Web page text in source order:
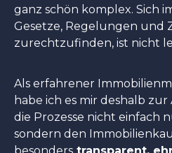
ganz schön komplex. Sich
Gesetze, Regelungen und
zurechtzufinden, ist nicht
Als erfahrener
habe ich es mir deshalb
die Prozesse nicht einfach
sondern den